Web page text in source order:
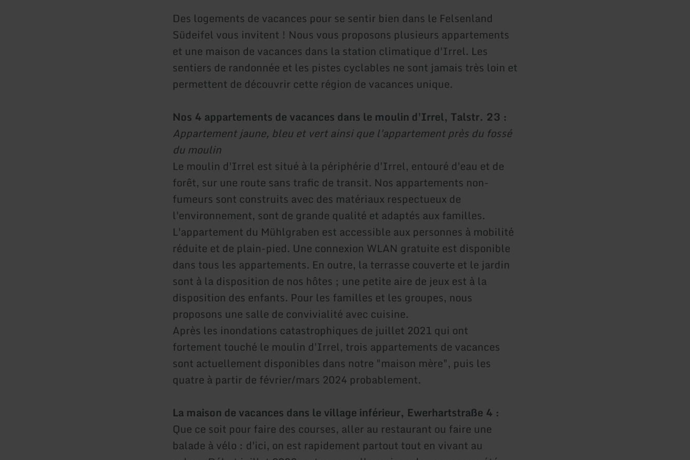
Des logements de vacances pour se sentir bien dans le Felsenland
Südeifel vous invitent ! Nous vous proposons plusieurs appartements
et une maison de vacances dans la station climatique d'Irrel. Les
sentiers de randonnée et les pistes cyclables ne sont jamais très loin et
permettent de découvrir cette région de vacances unique.
Nos 4 appartements de vacances dans le moulin d'Irrel, Talstr. 23 :
Appartement jaune, bleu et vert ainsi que l'appartement près du fossé
du moulin
Le moulin d'Irrel est situé à la périphérie d'Irrel, entouré d'eau et de
forêt, sur une route sans trafic de transit. Nos appartements non-
fumeurs sont construits avec des matériaux respectueux de
l'environnement, sont de grande qualité et adaptés aux familles.
L'appartement du Mühlgraben est accessible aux personnes à mobilité
réduite et de plain-pied. Une connexion WLAN gratuite est disponible
dans tous les appartements. En outre, la terrasse couverte et le jardin
sont à la disposition de nos hôtes ; une petite aire de jeux est à la
disposition des enfants. Pour les familles et les groupes, nous
proposons une salle de convivialité avec cuisine.
Après les inondations catastrophiques de juillet 2021 qui ont
fortement touché le moulin d'Irrel, trois appartements de vacances
sont actuellement disponibles dans notre "maison mère", puis les
quatre à partir de février/mars 2024 probablement.
La maison de vacances dans le village inférieur, Ewerhartstraße 4 :
Que ce soit pour faire des courses, aller au restaurant ou faire une
balade à vélo : d'ici, on est rapidement partout tout en vivant au